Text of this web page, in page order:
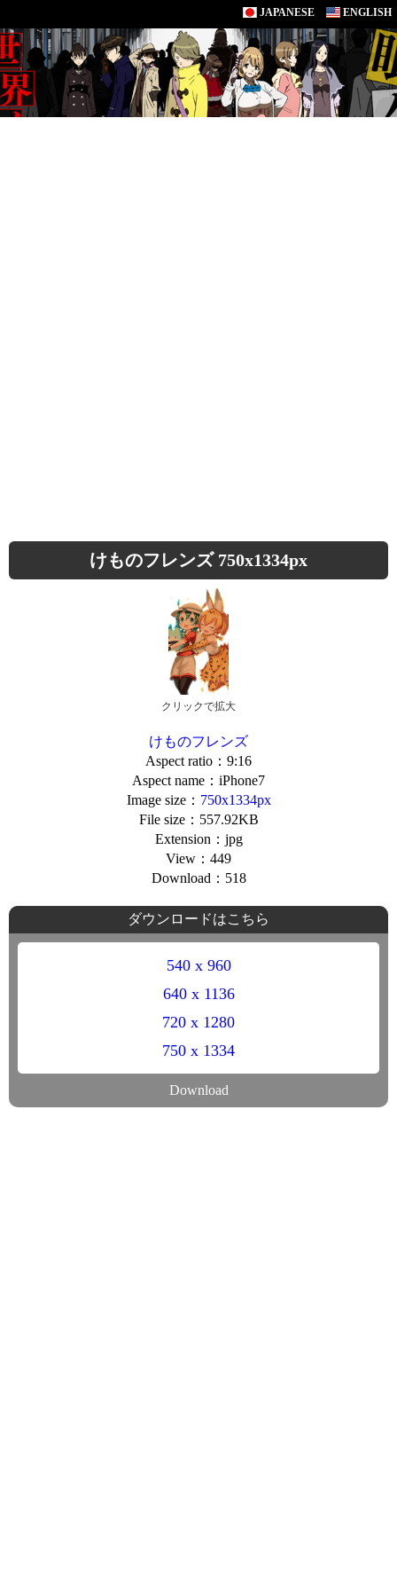
JAPANESE ENGLISH
けものフレンズ 750x1334px
クリックで拡大
けものフレンズ
Aspect ratio：9:16
Aspect name：iPhone7
Image size： 750x1334px
File size：557.92KB
Extension：jpg
View：449
Download：518
ダウンロードはこちら
540 x 960
640 x 1136
720 x 1280
750 x 1334
Download